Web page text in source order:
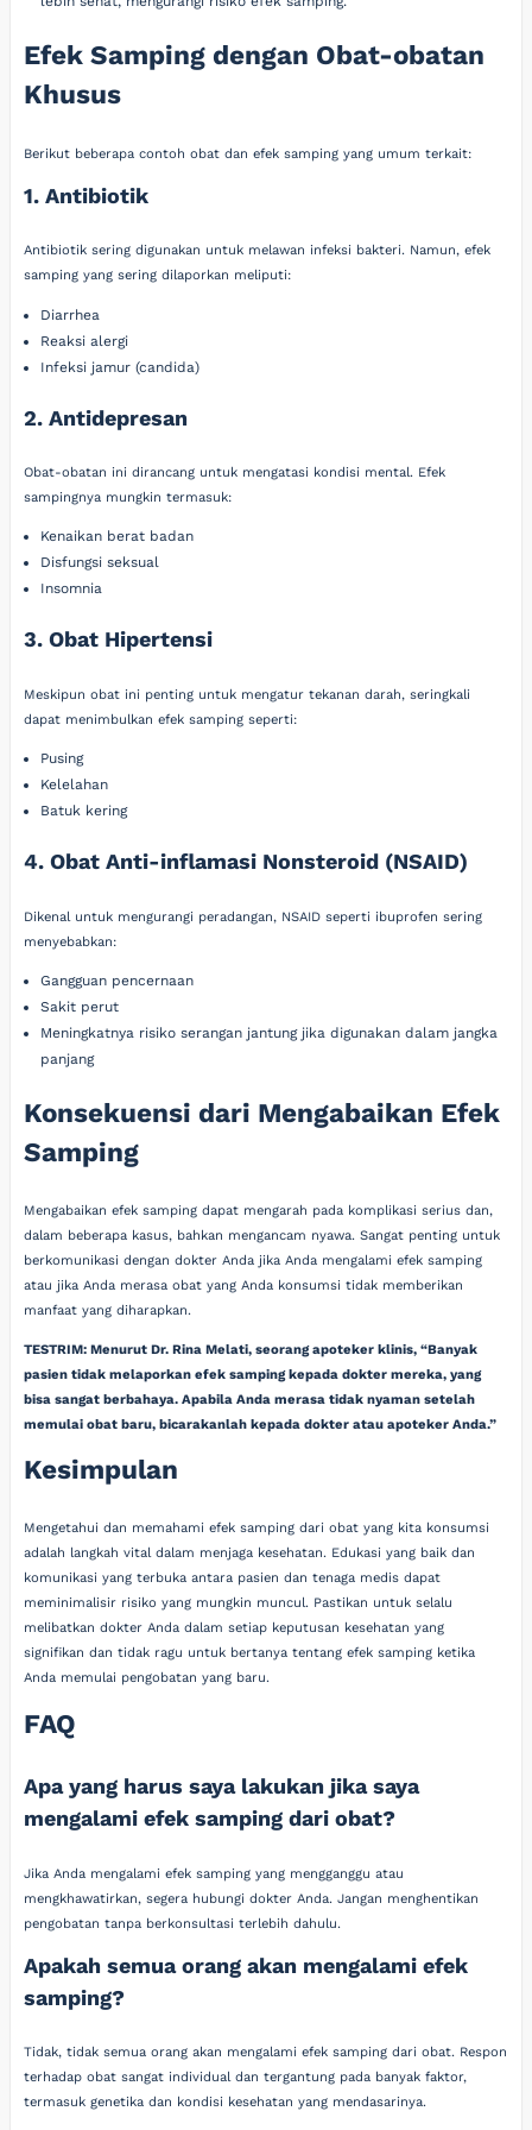
Efek Samping dengan Obat-obatan
Khusus
Berikut beberapa contoh obat dan efek samping yang umum terkait:
1. Antibiotik
Antibiotik sering digunakan untuk melawan infeksi bakteri. Namun, efek
samping yang sering dilaporkan meliputi:
Diarrhea
Reaksi alergi
Infeksi jamur (candida)
2. Antidepresan
Obat-obatan ini dirancang untuk mengatasi kondisi mental. Efek
sampingnya mungkin termasuk:
Kenaikan berat badan
Disfungsi seksual
Insomnia
3. Obat Hipertensi
Meskipun obat ini penting untuk mengatur tekanan darah, seringkali
dapat menimbulkan efek samping seperti:
Pusing
Kelelahan
Batuk kering
4. Obat Anti-inflamasi Nonsteroid (NSAID)
Dikenal untuk mengurangi peradangan, NSAID seperti ibuprofen sering
menyebabkan:
Gangguan pencernaan
Sakit perut
Meningkatnya risiko serangan jantung jika digunakan dalam jangka
panjang
Konsekuensi dari Mengabaikan Efek
Samping
Mengabaikan efek samping dapat mengarah pada komplikasi serius dan,
dalam beberapa kasus, bahkan mengancam nyawa. Sangat penting untuk
berkomunikasi dengan dokter Anda jika Anda mengalami efek samping
atau jika Anda merasa obat yang Anda konsumsi tidak memberikan
manfaat yang diharapkan.
TESTRIM: Menurut Dr. Rina Melati, seorang apoteker klinis, “Banyak
pasien tidak melaporkan efek samping kepada dokter mereka, yang
bisa sangat berbahaya. Apabila Anda merasa tidak nyaman setelah
memulai obat baru, bicarakanlah kepada dokter atau apoteker Anda.”
Kesimpulan
Mengetahui dan memahami efek samping dari obat yang kita konsumsi
adalah langkah vital dalam menjaga kesehatan. Edukasi yang baik dan
komunikasi yang terbuka antara pasien dan tenaga medis dapat
meminimalisir risiko yang mungkin muncul. Pastikan untuk selalu
melibatkan dokter Anda dalam setiap keputusan kesehatan yang
signifikan dan tidak ragu untuk bertanya tentang efek samping ketika
Anda memulai pengobatan yang baru.
FAQ
Apa yang harus saya lakukan jika saya
mengalami efek samping dari obat?
Jika Anda mengalami efek samping yang mengganggu atau
mengkhawatirkan, segera hubungi dokter Anda. Jangan menghentikan
pengobatan tanpa berkonsultasi terlebih dahulu.
Apakah semua orang akan mengalami efek
samping?
Tidak, tidak semua orang akan mengalami efek samping dari obat. Respon
terhadap obat sangat individual dan tergantung pada banyak faktor,
termasuk genetika dan kondisi kesehatan yang mendasarinya.